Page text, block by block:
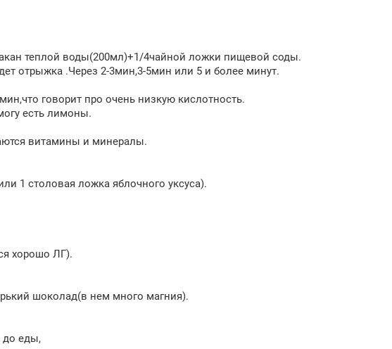
теплой воды(200мл)+1/4чайной ложки пищевой соды.
отрыжка .Через 2-3мин,3-5мин или 5 и более минут.
говорит про очень низкую кислотность.
есть лимоны.
витамины и минералы.
1 столовая ложка яблочного уксуса).
хорошо ЛГ).
шоколад(в нем много магния).
до еды,